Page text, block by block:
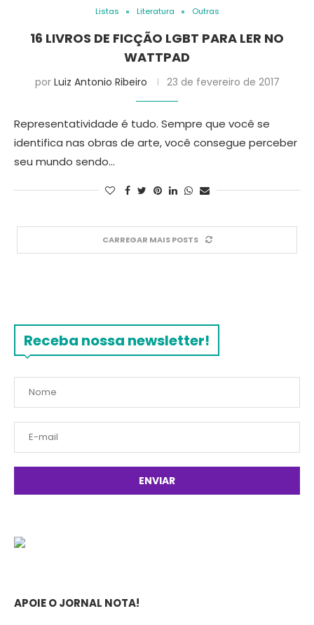
Listas Literatura Outras
16 LIVROS DE FICÇÃO LGBT PARA LER NO
WATTPAD
por Luiz Antonio Ribeiro 23 de fevereiro de 2017
Representatividade é tudo. Sempre que você se
identifica nas obras de arte, você consegue perceber
seu mundo sendo…
CARREGAR MAIS POSTS
Receba nossa newsletter!
APOIE O JORNAL NOTA!